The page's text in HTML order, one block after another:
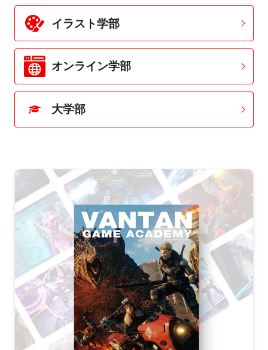
イラスト学部
オンライン学部
大学部